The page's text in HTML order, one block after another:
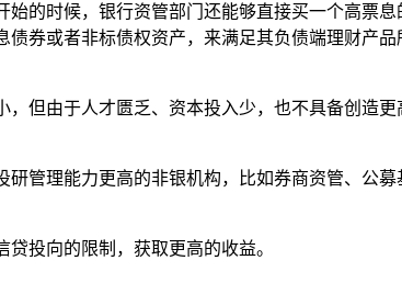
的时候，银行资管部门还能够直接买一个高票
券或者非标债权资产，来满足其负债端理财产
但由于人才匮乏、资本投入少，也不具备创造
管理能力更高的非银机构，比如券商资管、公
投向的限制，获取更高的收益。